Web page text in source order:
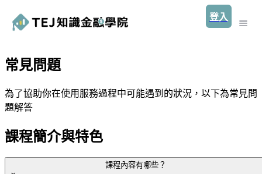
登入
常見問題
為了協助你在使用服務過程中可能遇到的狀況，以下為常見問
題解答
課程簡介與特色
課程內容有哪些？